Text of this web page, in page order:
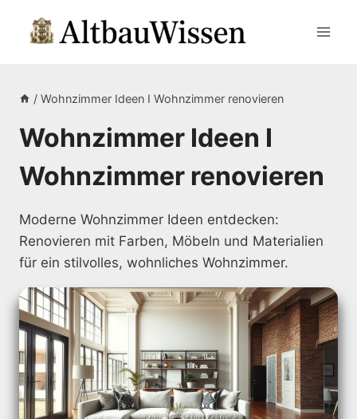
Inhalt
/ Wohnzimmer Ideen I Wohnzimmer renovieren
Wohnzimmer Ideen I
Wohnzimmer renovieren
Moderne Wohnzimmer Ideen entdecken:
Renovieren mit Farben, Möbeln und Materialien
für ein stilvolles, wohnliches Wohnzimmer.